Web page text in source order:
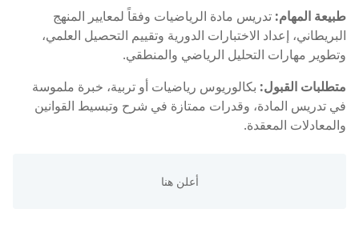
طبيعة المهام: تدريس مادة الرياضيات وفقاً لمعايير المنهج
البريطاني، إعداد الاختبارات الدورية وتقييم التحصيل العلمي،
وتطوير مهارات التحليل الرياضي والمنطقي.
متطلبات القبول: بكالوريوس رياضيات أو تربية، خبرة ملموسة
في تدريس المادة، وقدرات ممتازة في شرح وتبسيط القوانين
والمعادلات المعقدة.